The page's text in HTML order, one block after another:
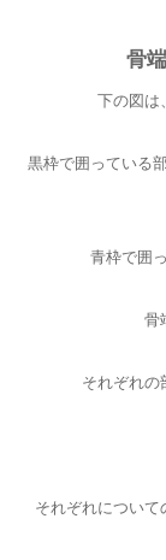
骨
下の図は
黒枠で囲っている
青枠で囲
骨
それぞれの
それぞれについて